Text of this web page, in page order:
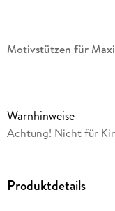
Motivstützen für
Warnhinweise
Achtung! Nicht für
Produktdetails